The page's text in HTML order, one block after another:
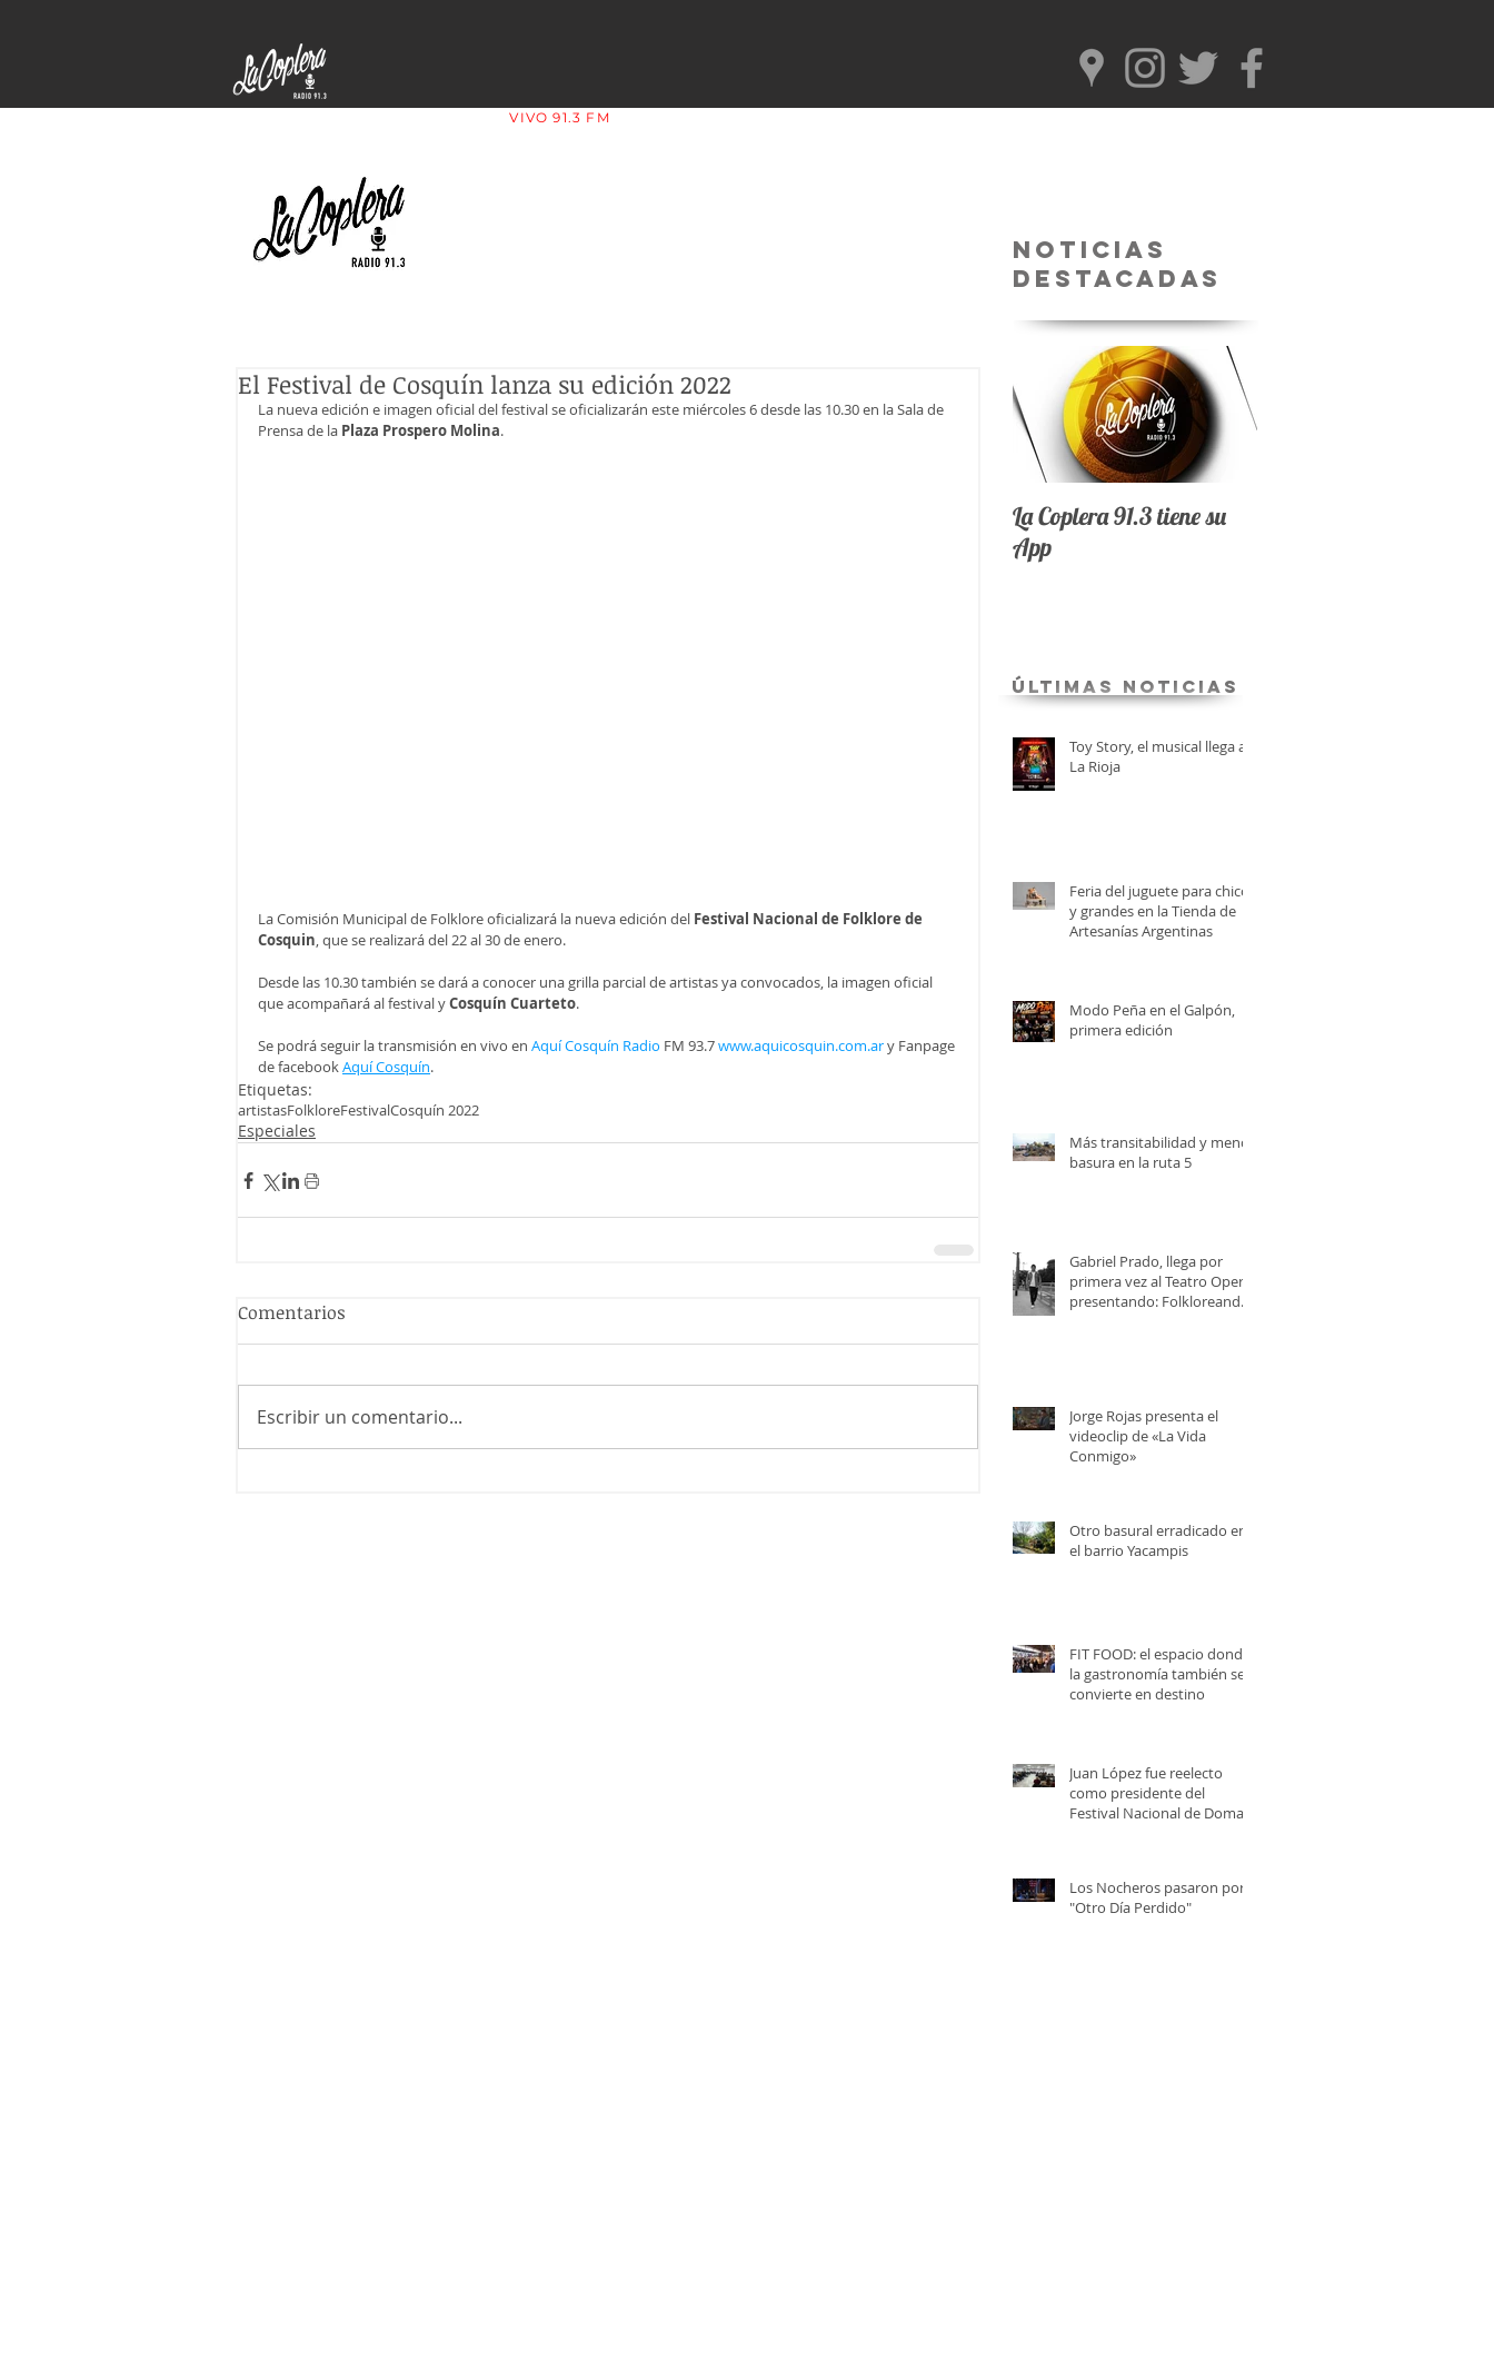
VIVO 91.3 FM
El Festival de Cosquín lanza su edición 2022
La nueva edición e imagen oficial del festival se oficializarán este miércoles 6 desde las 10.30 en la Sala de
Prensa de la Plaza Prospero Molina.
La Comisión Municipal de Folklore oficializará la nueva edición del Festival Nacional de Folklore de
Cosquin, que se realizará del 22 al 30 de enero.
Desde las 10.30 también se dará a conocer una grilla parcial de artistas ya convocados, la imagen oficial
que acompañará al festival y Cosquín Cuarteto.
Se podrá seguir la transmisión en vivo en Aquí Cosquín Radio FM 93.7 www.aquicosquin.com.ar y Fanpage
de facebook Aquí Cosquín.
Etiquetas:
artistasFolkloreFestivalCosquín 2022
Especiales
Comentarios
Escribir un comentario...
Noticias
Destacadas
La Coplera 91.3 tiene su
App
últimas Noticias
Toy Story, el musical llega a
La Rioja
Feria del juguete para chicos
y grandes en la Tienda de
Artesanías Argentinas
Modo Peña en el Galpón,
primera edición
Más transitabilidad y menos
basura en la ruta 5
Gabriel Prado, llega por
primera vez al Teatro Opera,
presentando: Folkloreando
Jorge Rojas presenta el
videoclip de «La Vida
Conmigo»
Otro basural erradicado en
el barrio Yacampis
FIT FOOD: el espacio donde
la gastronomía también se
convierte en destino
Juan López fue reelecto
como presidente del
Festival Nacional de Doma y
Los Nocheros pasaron por
"Otro Día Perdido"